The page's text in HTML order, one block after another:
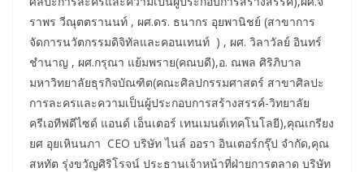
ราพร วีณุตตรานนท์ , ผศ.ดร. ธนากร อุยพานิชย์ (สาขาการ
จัดการนวัตกรรมดิจิทัลและคอนเทนท์ ) , ผศ. วิลาวัลย์ อินทร์
ชำนาญ , ผศ.กรุณา แย้มพราย(คณบดี),อ. ณพล ศิริภิบาล
มหาวิทยาลัยธุรกิจบัณฑิต(คณะศิลปกรรมศาสตร์ สาขาศิลปะ
การละครและความเป็นผู้ประกอบการสร้างสรรค์-วิทยาลัย
ครีเอทีฟดีไซด์ แอนด์ เอ็นเตอร์ เทนเมนต์เทคโนโลยี),คุณเกรียง
ยศ อุยเหินนภา CEO บริษัท ไนล์ ออรา อินเตอร์กรุ๊ป จำกัด,คุณ
สหทัต รุ่งขวัญศิริโรจน์ ประธานเจ้าหน้าที่ฝ่ายการตลาด บริษัท